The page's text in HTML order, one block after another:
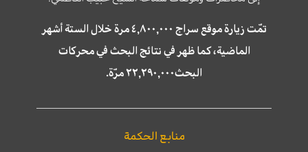
تمّت زيارة موقع سراج ٤,٨٠٠,٠٠٠ مرة خلال الستة أشهر
الماضية، كما ظهر في نتائج البحث في محركات
البحث٢٢,٢٩٠,٠٠٠ مرّة.
منابع الحكمة